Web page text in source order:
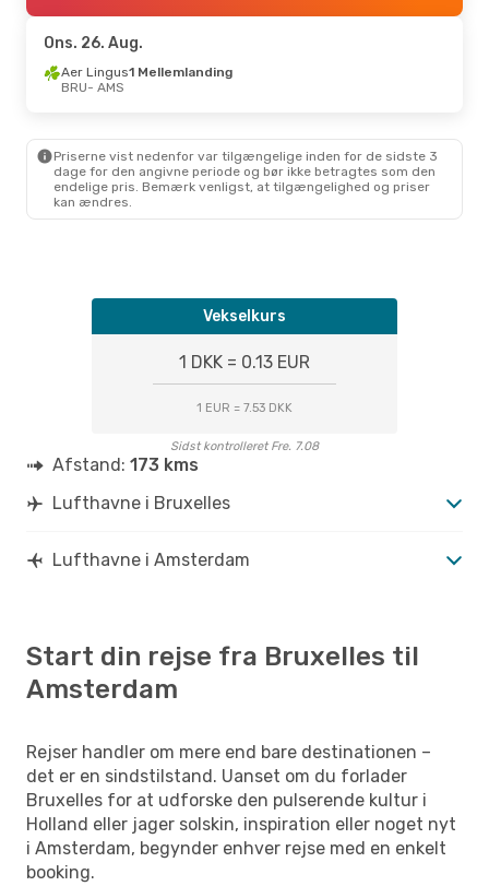
AMS- BRU
Ons. 26. Aug.
Aer Lingus1 Mellemlanding
BRU- AMS
Priserne vist nedenfor var tilgængelige inden for de sidste 3
dage for den angivne periode og bør ikke betragtes som den
endelige pris. Bemærk venligst, at tilgængelighed og priser
kan ændres.
Vekselkurs
1 DKK = 0.13 EUR
1 EUR = 7.53 DKK
Sidst kontrolleret Fre. 7.08
Afstand: 173 kms
Lufthavne i Bruxelles
Lufthavne i Amsterdam
Start din rejse fra Bruxelles til
Amsterdam
Rejser handler om mere end bare destinationen –
det er en sindstilstand. Uanset om du forlader
Bruxelles for at udforske den pulserende kultur i
Holland eller jager solskin, inspiration eller noget nyt
i Amsterdam, begynder enhver rejse med en enkelt
booking.